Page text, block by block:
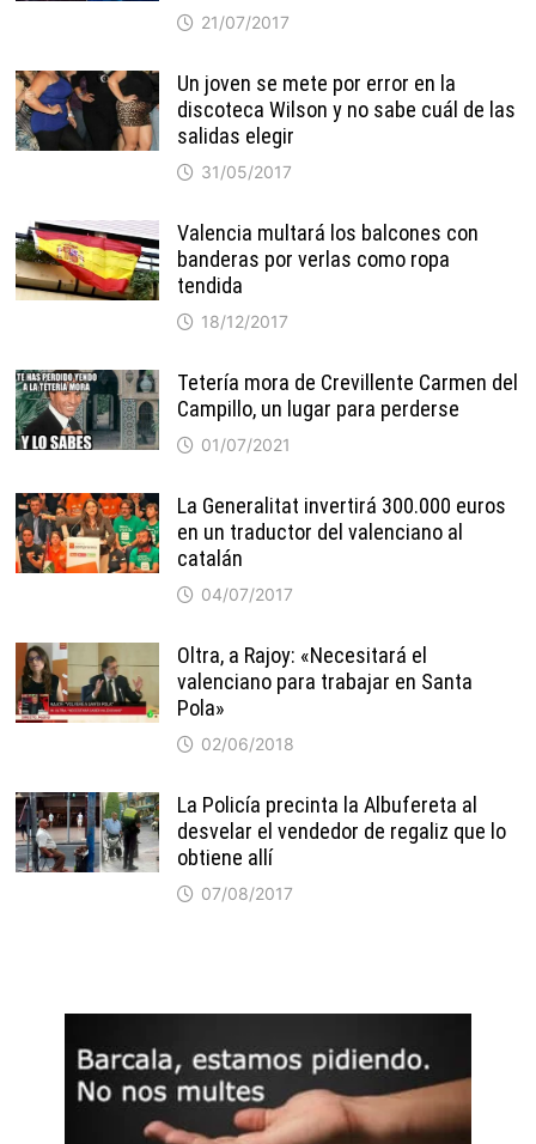
21/07/2017
Un joven se mete por error en la
discoteca Wilson y no sabe cuál de las
salidas elegir
31/05/2017
Valencia multará los balcones con
banderas por verlas como ropa
tendida
18/12/2017
Tetería mora de Crevillente Carmen del
Campillo, un lugar para perderse
01/07/2021
La Generalitat invertirá 300.000 euros
en un traductor del valenciano al
catalán
04/07/2017
Oltra, a Rajoy: «Necesitará el
valenciano para trabajar en Santa
Pola»
02/06/2018
La Policía precinta la Albufereta al
desvelar el vendedor de regaliz que lo
obtiene allí
07/08/2017